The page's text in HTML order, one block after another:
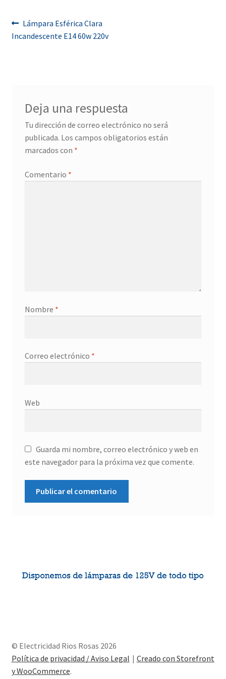
Navegación
de
Anterior:
Lámpara Esférica Clara
Incandescente E14 60w 220v
Deja una respuesta
Tu dirección de correo electrónico no será
publicada. Los campos obligatorios están
marcados con *
Comentario *
Nombre *
Correo electrónico *
Web
Guarda mi nombre, correo electrónico y web en
este navegador para la próxima vez que comente.
© Electricidad Rios Rosas 2026
Política de privacidad / Aviso Legal
Creado con Storefront
y WooCommerce.